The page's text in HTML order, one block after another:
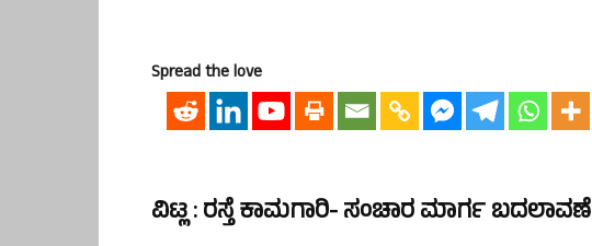
Spread the love
ವಿಟ್ಲ : ರಸ್ತೆ ಕಾಮಗಾರಿ- ಸಂಚಾರ ಮಾರ್ಗ ಬದಲಾವಣೆ